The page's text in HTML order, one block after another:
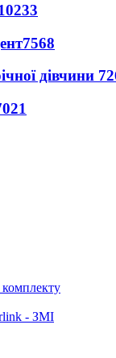
7568
дівчини
- ЗМІ